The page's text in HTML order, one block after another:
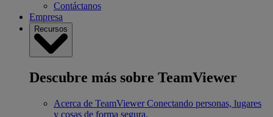
Contáctanos
Empresa
Recursos
Descubre más sobre TeamViewer
Acerca de TeamViewer Conectando personas, lugares
y cosas de forma segura.